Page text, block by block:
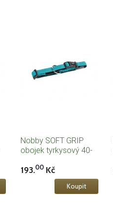
Nobby SOFT GRIP
obojek tyrkysový 40-
193.00Kč